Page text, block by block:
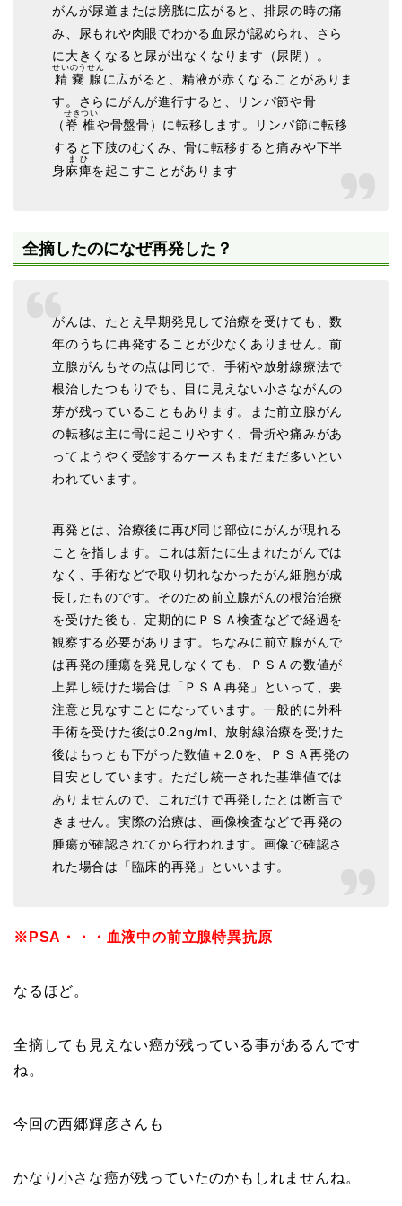
がんが尿道または膀胱に広がると、排尿の時の痛
み、尿もれや肉眼でわかる血尿が認められ、さら
に大きくなると尿が出なくなります（尿閉）。
精嚢腺
せいのうせん
に広がると、精液が赤くなることがありま
す。さらにがんが進行すると、リンパ節や骨
（ 脊椎
せきつい
や骨盤骨）に転移します。リンパ節に転移
すると下肢のむくみ、骨に転移すると痛みや下半
身麻痺
まひ
を起こすことがあります
全摘したのになぜ再発した？
がんは、たとえ早期発見して治療を受けても、数
年のうちに再発することが少なくありません。前
立腺がんもその点は同じで、手術や放射線療法で
根治したつもりでも、目に見えない小さながんの
芽が残っていることもあります。また前立腺がん
の転移は主に骨に起こりやすく、骨折や痛みがあ
ってようやく受診するケースもまだまだ多いとい
われています。
再発とは、 治療後に再び同じ部位にがんが現れる
こと を指します。これは新たに生まれたがんでは
なく、手術などで取り切れなかったがん細胞が成
長したものです。そのため前立腺がんの根治治療
を受けた後も、定期的に ＰＳＡ検査などで経過を
観察する必要があります。ちなみに前立腺がんで
は再発の腫瘍を発見しなくても、ＰＳＡの数値が
上昇し続けた場合は「 ＰＳＡ再発 」といって、要
注意と見なすことになっています。一般的に外科
手術を受けた後は0.2ng/ml、放射線治療を受けた
後はもっとも下がった数値＋2.0を、ＰＳＡ再発の
目安としています。ただし統一された基準値では
ありませんので、これだけで再発したとは断言で
きません。実際の治療は、画像検査などで再発の
腫瘍が確認されてから行われます。画像で確認さ
れた場合は「臨床的再発」といいます。
※PSA・・・血液中の前立腺特異抗原
なるほど。
全摘しても見えない癌が残っている事があるんです
ね。
今回の西郷輝彦さんも
かなり小さな癌が残っていたのかもしれませんね。